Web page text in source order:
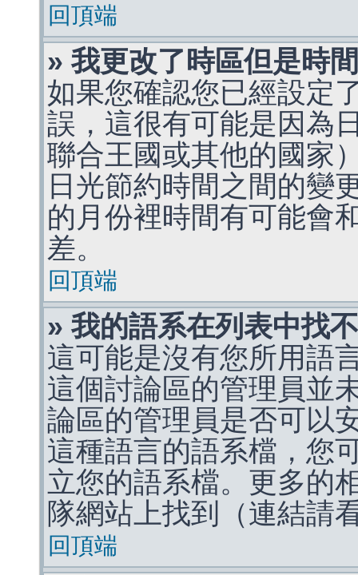
回頂端
» 我更改了時區但是時
如果您確認您已經設定
誤，這很有可能是因為
聯合王國或其他的國家
日光節約時間之間的變
的月份裡時間有可能會
差。
回頂端
» 我的語系在列表中找
這可能是沒有您所用語
這個討論區的管理員並
論區的管理員是否可以
這種語言的語系檔，您
立您的語系檔。更多的
隊網站上找到（連結請
回頂端